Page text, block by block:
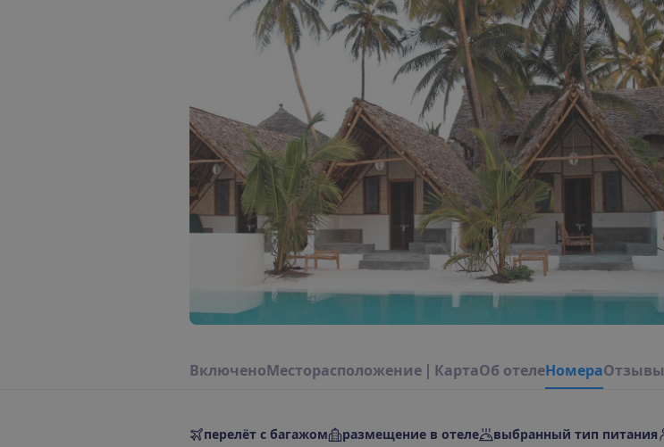
ВключеноМесторасположение КартаОб отелеНомераОтзывы
перелёт с багажом размещение в отеле выбранный тип питания